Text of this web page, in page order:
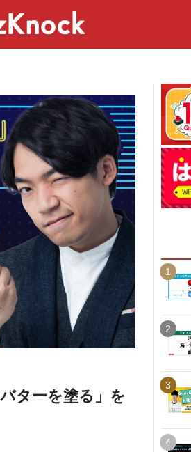
ターを塗る」を
1
2
3
4